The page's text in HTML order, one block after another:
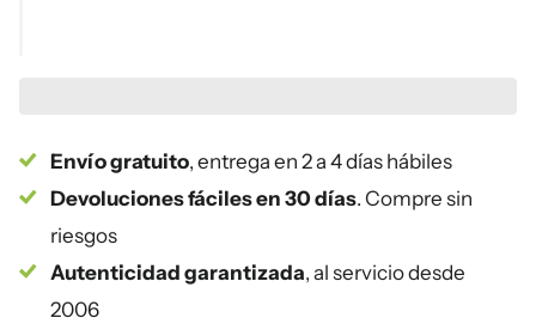
Envío gratuito, entrega en 2 a 4 días hábiles
Devoluciones fáciles en 30 días. Compre sin
riesgos
Autenticidad garantizada, al servicio desde
2006